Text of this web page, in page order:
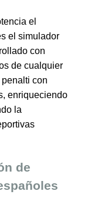
el
el simulador
con
de cualquier
con
enriqueciendo
la
de